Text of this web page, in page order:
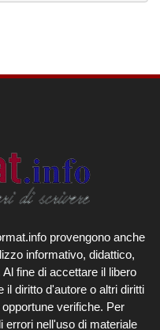
provengono anche
informativo, didattico,
fine di accettare il libero
il diritto d'autore o altri diritti
verifiche. Per
errori nell'uso di materiale